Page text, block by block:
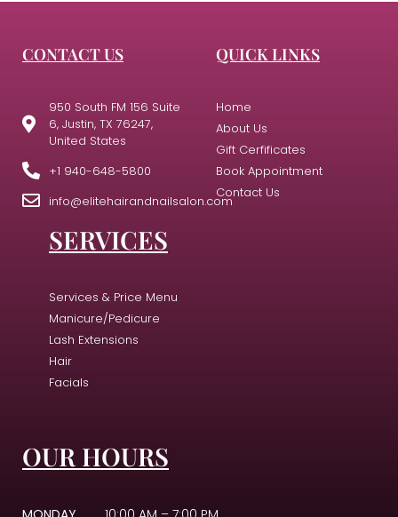
CONTACT US
950 South FM 156 Suite
6, Justin, TX 76247,
United States
+1 940-648-5800
info@elitehairandnailsalon.com
QUICK LINKS
Home
About Us
Gift Cerfificates
Book Appointment
Contact Us
SERVICES
Services & Price Menu
Manicure/Pedicure
Lash Extensions
Hair
Facials
OUR HOURS